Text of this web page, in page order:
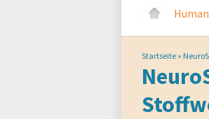
Startseite »